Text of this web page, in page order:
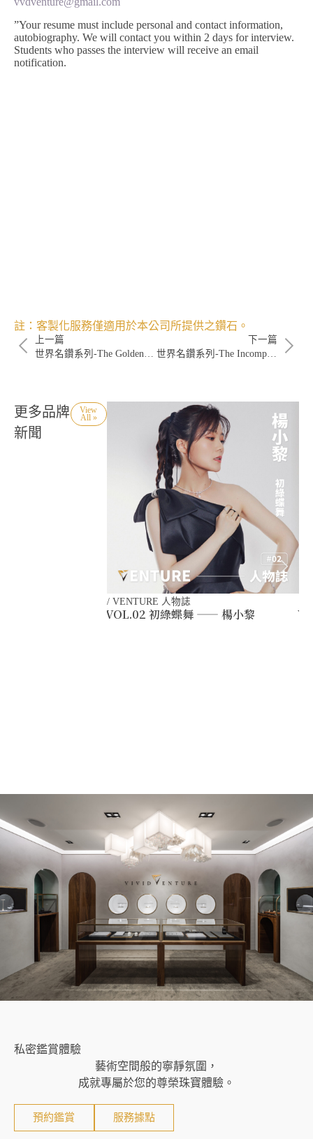
”Your resume must include personal and contact information,
autobiography. We will contact you within 2 days for interview.
Students who passes the interview will receive an email
notification.
註：客製化服務僅適用於本公司所提供之鑽石。
上一篇
下一篇
世界名鑽系列-The Incomparable
更多品牌
新聞
View
All »
/ VENTURE 人物誌
VOL.02 初綠蝶舞 —— 楊小黎
私密鑑賞體驗
藝術空間般的寧靜氛圍，
成就專屬於您的尊榮珠寶體驗。
預約鑑賞 服務據點